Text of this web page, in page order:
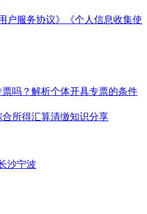
户服务协议》
《个人信息收集使
吗？解析个体开具专票的条件
所得汇算清缴知识分享
沙宁波